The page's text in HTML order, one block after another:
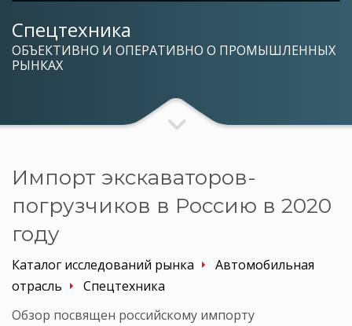
Спецтехника
ОБЪЕКТИВНО И ОПЕРАТИВНО О ПРОМЫШЛЕННЫХ
РЫНКАХ
Импорт экскаваторов-
погрузчиков в Россию в 2020
году
Каталог исследований рынка
Автомобильная
отрасль
Спецтехника
Обзор посвящен российскому импорту